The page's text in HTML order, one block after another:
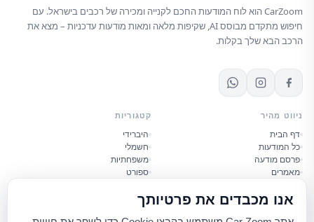
אנו מכבדים את פרטיותך
CarZoom הוא לוח המודעות החכם לקנייה ומכירה של רכבים בישראל. עם
חיפוש מתקדם מבוסס AI, שקיפות מלאה ומאות מודעות עדכניות – מצא את
הרכב הבא שלך בקלות.
ניווט מהיר
דף הבית
כל המודעות
פרסם מודעה
מאמרים
קטגוריות
היברידי
חשמלי
משפחתיות
ספורט
קטנות